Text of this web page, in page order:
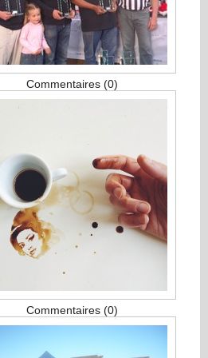
Commentaires (0)
Commentaires (0)